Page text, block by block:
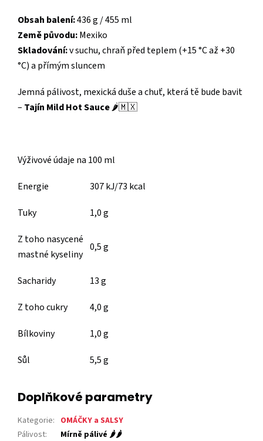
Obsah balení:436 g / 455 ml
Země původu:Mexiko
Skladování:v suchu, chraň před teplem (+15 °C až +30
°C) a přímým sluncem
Jemná pálivost, mexická duše a chuť, která tě bude bavit
– Tajín Mild Hot Sauce🌶️🇲🇽
Výživové údaje na 100 ml
Energie 307 kJ/73 kcal
Tuky 1,0 g
Z toho nasycené
mastné kyseliny
0,5 g
Sacharidy 13 g
Z toho cukry 4,0 g
Bílkoviny 1,0 g
Sůl 5,5 g
Doplňkové parametry
Kategorie: OMÁČKY a SALSY
Pálivost: Mírně pálivé 🌶️🌶️